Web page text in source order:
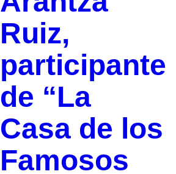
Ruiz,
participante
de “La
Casa de los
Famosos